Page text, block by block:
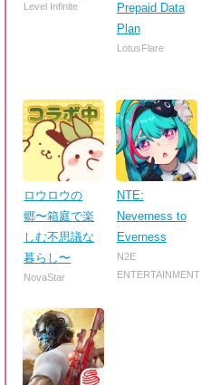
Level Infinite
Prepaid Data
Plan
LotusFlare
ロウロウの
郷〜箱庭で楽
しむ不思議な
暮らし〜
NovaStar
NTE:
Neverness to
Everness
N2E
ENTERTAINMENT